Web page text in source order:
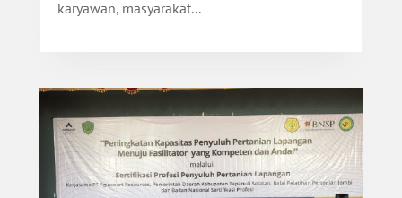
karyawan, masyarakat...